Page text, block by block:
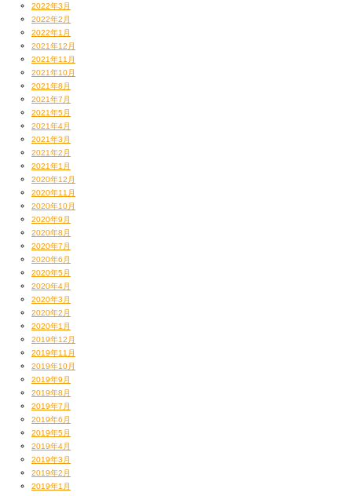
2022年3月
2022年2月
2022年1月
2021年12月
2021年11月
2021年10月
2021年8月
2021年7月
2021年5月
2021年4月
2021年3月
2021年2月
2021年1月
2020年12月
2020年11月
2020年10月
2020年9月
2020年8月
2020年7月
2020年6月
2020年5月
2020年4月
2020年3月
2020年2月
2020年1月
2019年12月
2019年11月
2019年10月
2019年9月
2019年8月
2019年7月
2019年6月
2019年5月
2019年4月
2019年3月
2019年2月
2019年1月